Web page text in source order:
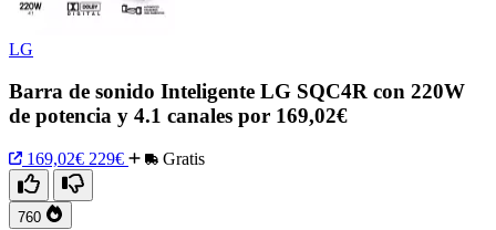
LG
Barra de sonido Inteligente LG SQC4R con 220W
de potencia y 4.1 canales por 169,02€
169,02€ 229€ Gratis
760